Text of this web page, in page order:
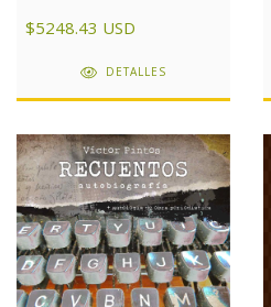
$5248.43 USD
DETALLES